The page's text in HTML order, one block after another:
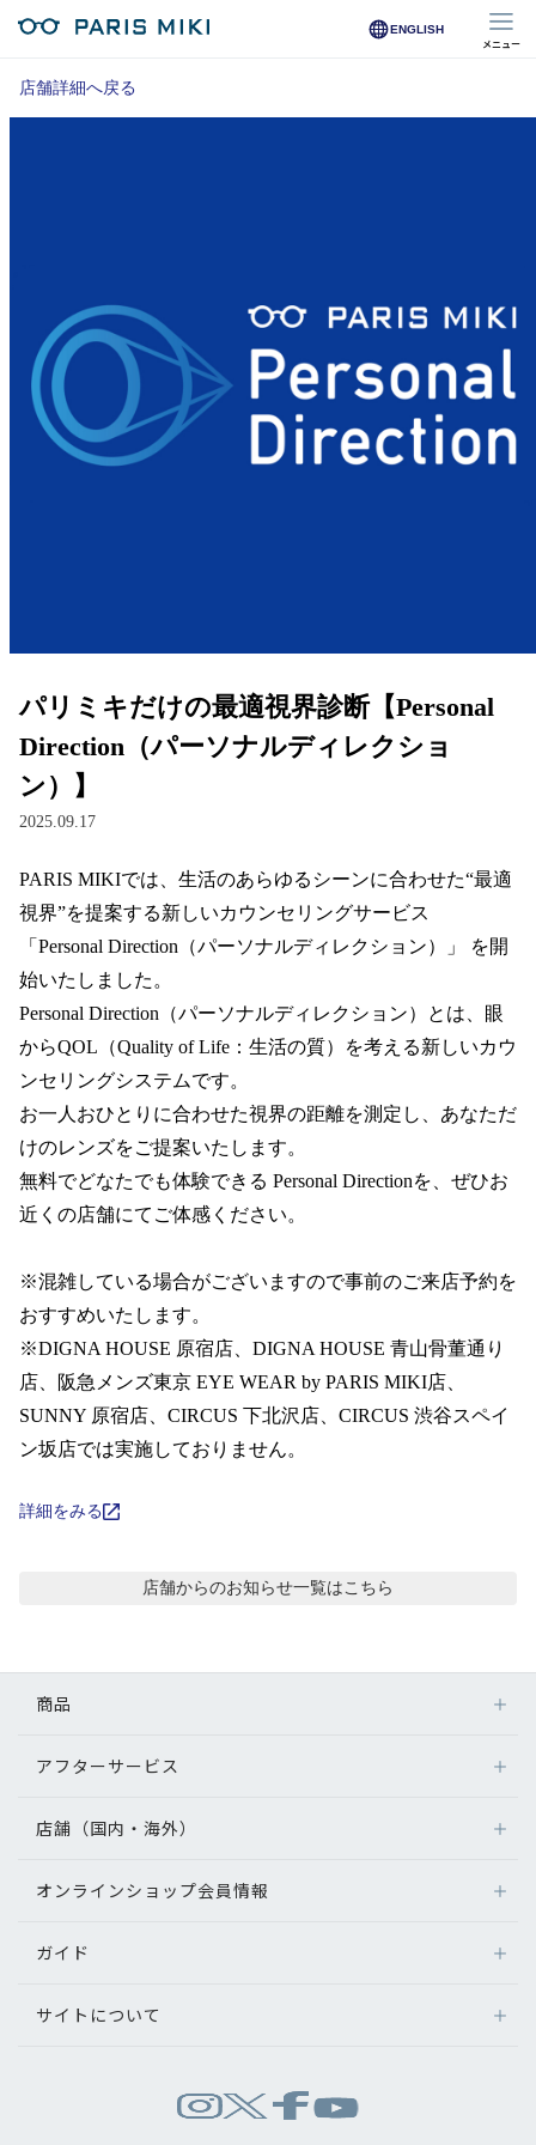
ENGLISH
メニュー
マイページ
店舗を探す
店舗検索/来店予約
商品を探す
サングラス
補聴器
コンタクトレンズ
グッズ・小物
ブランドを探す
ブランド一覧
コンテンツを探す
スタッフコンテンツ
スタッフコンテンツ一覧
コーディネート
レビュー
ブログ
お知らせ
目のまめちしき
採用情報
店舗詳細へ戻る
パリミキだけの最適視界診断【Personal
Direction（パーソナルディレクショ
ン）】
2025.09.17
PARIS MIKIでは、生活のあらゆるシーンに合わせた“最適
視界”を提案する新しいカウンセリングサービス
「Personal Direction（パーソナルディレクション）」 を開
始いたしました。
Personal Direction（パーソナルディレクション）とは、眼
からQOL（Quality of Life：生活の質）を考える新しいカウ
ンセリングシステムです。
お一人おひとりに合わせた視界の距離を測定し、あなただ
けのレンズをご提案いたします。
無料でどなたでも体験できる Personal Directionを、ぜひお
近くの店舗にてご体感ください。
※混雑している場合がございますので事前のご来店予約を
おすすめいたします。
※DIGNA HOUSE 原宿店、DIGNA HOUSE 青山骨董通り
店、阪急メンズ東京 EYE WEAR by PARIS MIKI店、
SUNNY 原宿店、CIRCUS 下北沢店、CIRCUS 渋谷スペイ
ン坂店では実施しておりません。
詳細をみる
店舗からのお知らせ一覧はこちら
商品
メガネ
サングラス
補聴器
グッズ・小物
アフターサービス
アフターサービス
メガネの不具合、修理について
補聴器に関するアフターサービス
店舗（国内・海外）
店舗検索
オンラインショップ会員情報
ログイン
ガイド
オンラインショップご利用ガイド
サイトについて